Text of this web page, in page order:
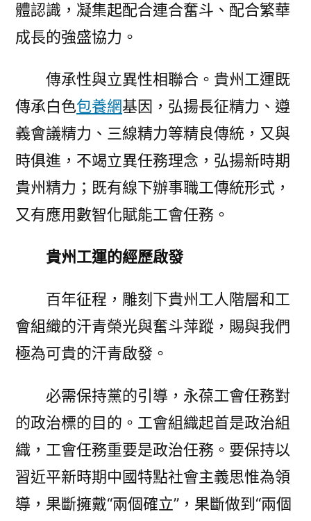
體認識，凝集起配合連合奮斗、配合繁華
成長的強盛協力。
傳承性與立異性相聯合。貴州工運既
傳承白色包養網基因，弘揚長征精力、遵
義會議精力、三線精力等精良傳統，又與
時俱進，不竭立異任務理念，弘揚新時期
貴州精力；既有線下辦事職工傳統形式，
又有應用數智化賦能工會任務。
貴州工運的經歷啟發
百年征程，雕刻下貴州工人階層和工
會組織的汗青榮光與奮斗萍蹤，賜與我們
極為可貴的汗青啟發。
必需保持黨的引導，永葆工會任務對
的政治標的目的。工會組織起首是政治組
織，工會任務重要是政治任務。要保持以
習近平新時期中國特點社會主義思惟為領
導，果斷擁戴“兩個確立”，果斷做到“兩個